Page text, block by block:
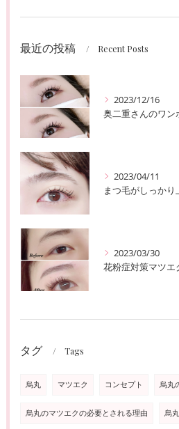
最近の投稿 Recent Posts
2023/12/16
奥二重さんのワン
2023/04/11
まつ毛がしっか
2023/03/30
花粉症対策マツエ
タグ Tags
烏丸 マツエク コンセプト 烏丸
烏丸のマツエクの必要とされる理由 烏